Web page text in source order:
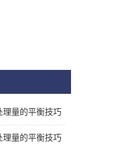
量的平衡技巧
量的平衡技巧